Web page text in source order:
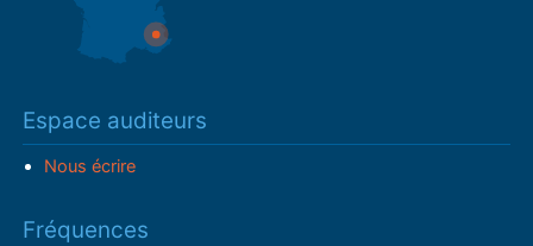
Espace auditeurs
Nous écrire
Fréquences